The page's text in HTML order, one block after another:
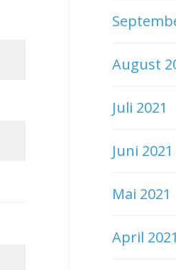
August
Juli 2021
Juni 2021
Mai 2021
April 2021